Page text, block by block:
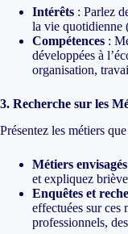
Intérêts : Parlez
la vie quotidienne
Compétences :
développées à
organisation,
3. Recherche sur les
Présentez les métiers
Métiers envisagés
et expliquez
Enquêtes et
effectuées sur ces
professionnels,